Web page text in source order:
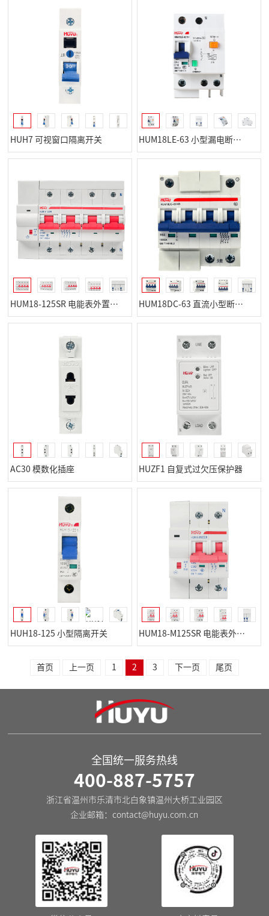
HUH7 可视窗口隔离开关 HUM18LE-63 小型漏电断路器
HUM18-125SR 电能表外置断路器 HUM18DC-63 直流小型断路器
AC30 模数化插座 HUZF1 自复式过欠压保护器
HUH18-125 小型隔离开关 HUM18-M125SR 电能表外置断路器
首页 上一页 1 2 3 下一页 尾页
全国统一服务热线
400-887-5757
浙江省温州市乐清市北白象镇温州大桥工业园区
企业邮箱： contact@huyu.com.cn